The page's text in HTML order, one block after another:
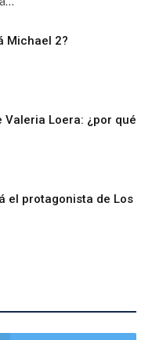
Michael 2?
Valeria Loera: ¿por qué
el protagonista de Los